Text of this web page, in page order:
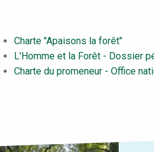
Charte "Apaisons la forêt"
L'Homme et la Forêt - Dossier
Charte du promeneur - Office